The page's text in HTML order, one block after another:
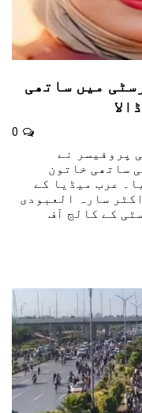
میں ساتھی
پروفیسر نے
ساتھی خاتون
عرب میڈیا کے
سارہ العبودی
کے کالج آف